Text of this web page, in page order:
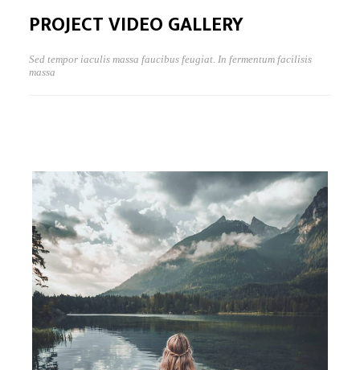
PROJECT VIDEO GALLERY
Sed tempor iaculis massa faucibus feugiat. In fermentum facilisis
massa